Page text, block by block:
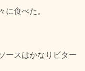
に食べた。
ースはかなりビター